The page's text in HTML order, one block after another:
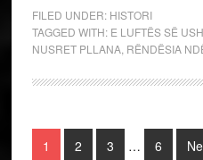
FILED UNDER: HISTORI
TAGGED WITH: E LUFTËS SË
NUSRET PLLANA, RËNDËSIA
1 2 3 … 6